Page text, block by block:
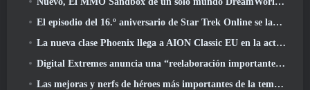
El episodio del 16.º aniversario de Star Trek Online se lanza como parte de la actualización "Corrupción"
La nueva clase Phoenix llega a AION Classic EU en la actualización 'Ignite'
Digital Extremes anuncia una “reelaboración importante” del sistema de progresión del jugador de Soulframe
Las mejoras y nerfs de héroes más importantes de la temporada 6.5